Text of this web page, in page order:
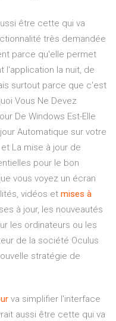
être cette qui va
très demandée
parce qu'elle permet
l'application la nuit, de
surtout parce que c'est
Vous Ne Devez
De Windows Est-Elle
Automatique sur votre
La mise à jour de
pour le bon
vous voyez un écran
vidéos et mises à
à jour, les nouveautés
les ordinateurs ou les
de la société Oculus
stratégie de
va simplifier l'interface
aussi être cette qui va